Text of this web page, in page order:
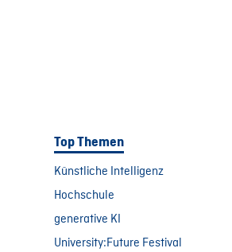
Top Themen
Künstliche Intelligenz
Hochschule
generative KI
University:Future Festival